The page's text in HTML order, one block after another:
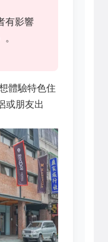
有影響
體驗特色住
或朋友出